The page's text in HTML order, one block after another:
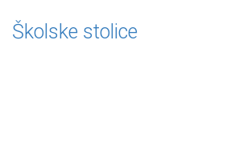
Školske stolice